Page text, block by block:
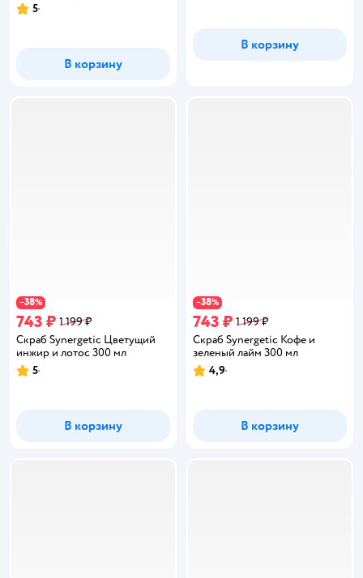
Рейтинг:
5
В корзину
В корзину
−38%
743 ₽ 1 199 ₽
Скраб Synergetic Цветущий
инжир и лотос 300 мл
Рейтинг:
5
В корзину
−38%
743 ₽ 1 199 ₽
Скраб Synergetic Кофе и
зеленый лайм 300 мл
Рейтинг:
4,9
В корзину